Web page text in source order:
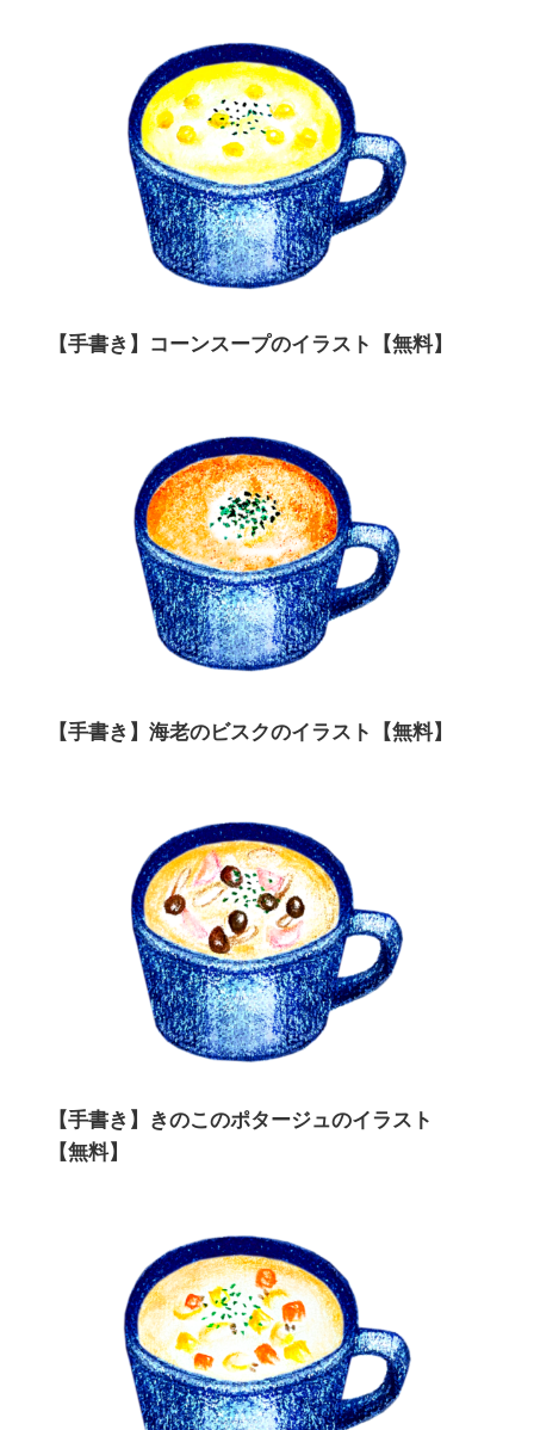
【手書き】コーンスープのイラスト【無料】
【手書き】海老のビスクのイラスト【無料】
【手書き】きのこのポタージュのイラスト
【無料】